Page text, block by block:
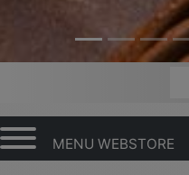
MENU WEBSTORE